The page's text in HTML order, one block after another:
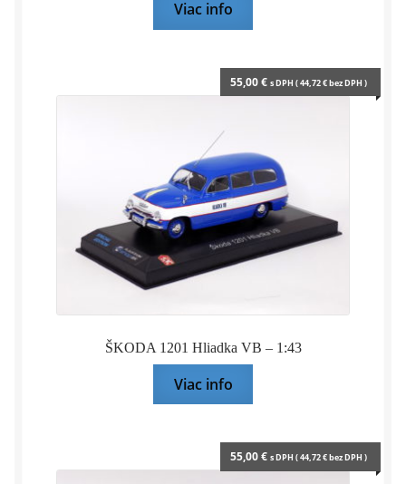
Viac info
ŠKODA 1201 Hliadka VB – 1:43
55,00€ s DPH (44,72€bez DPH )
Viac info
55,00€ s DPH (44,72€bez DPH )